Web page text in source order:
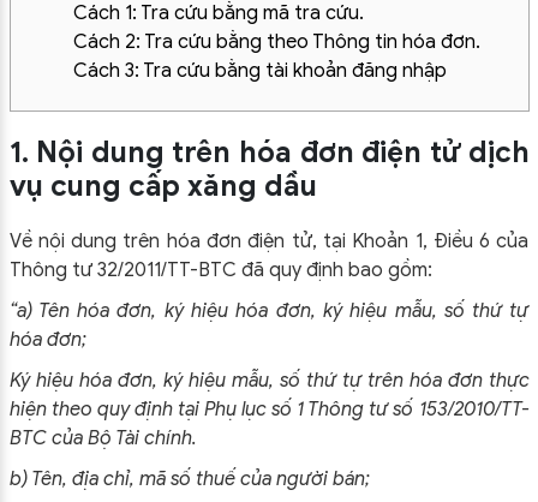
Cách 1: Tra cứu bằng mã tra cứu.
Cách 2: Tra cứu bằng theo Thông tin hóa đơn.
Cách 3: Tra cứu bằng tài khoản đăng nhập
1. Nội dung trên hóa đơn điện tử dịch
vụ cung cấp xăng dầu
Về nội dung trên hóa đơn điện tử, tại Khoản 1, Điều 6 của
Thông tư 32/2011/TT-BTC đã quy định bao gồm:
“a) Tên hóa đơn, ký hiệu hóa đơn, ký hiệu mẫu, số thứ tự
hóa đơn;
Ký hiệu hóa đơn, ký hiệu mẫu, số thứ tự trên hóa đơn thực
hiện theo quy định tại Phụ lục số 1 Thông tư số 153/2010/TT-
BTC của Bộ Tài chính.
b) Tên, địa chỉ, mã số thuế của người bán;